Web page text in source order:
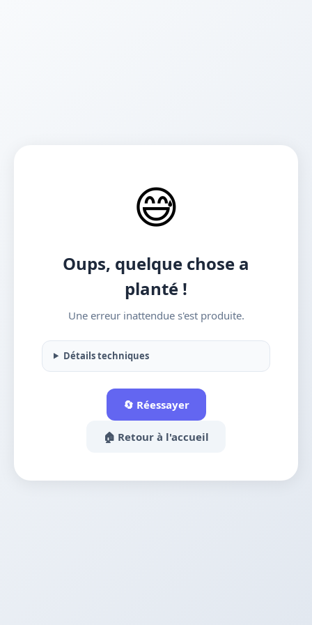
😅
Oups, quelque chose a
planté !
Une erreur inattendue s'est produite.
Détails techniques
🔄 Réessayer
🏠 Retour à l'accueil